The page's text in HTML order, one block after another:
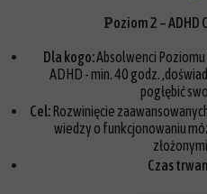
Poziom 2 –
Dla kogo:Absolwenci
ADHD - min. 40 godz.
pogłębić
Cel:Rozwinięcie
wiedzy o funkcjonowaniu
Czas